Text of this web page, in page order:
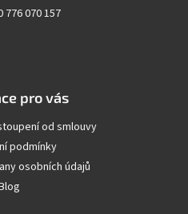
776 070 157
pro vás
od smlouvy
podmínky
osobních údajů